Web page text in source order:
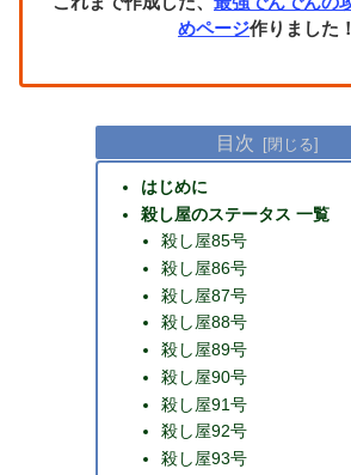
めページ作りました！
目次
はじめに
殺し屋のステータス 一覧
殺し屋85号
殺し屋86号
殺し屋87号
殺し屋88号
殺し屋89号
殺し屋90号
殺し屋91号
殺し屋92号
殺し屋93号